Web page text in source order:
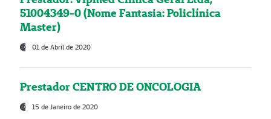
51004349-0 (Nome Fantasia: Policlínica
Master)
01 de Abril de 2020
Prestador CENTRO DE ONCOLOGIA
15 de Janeiro de 2020